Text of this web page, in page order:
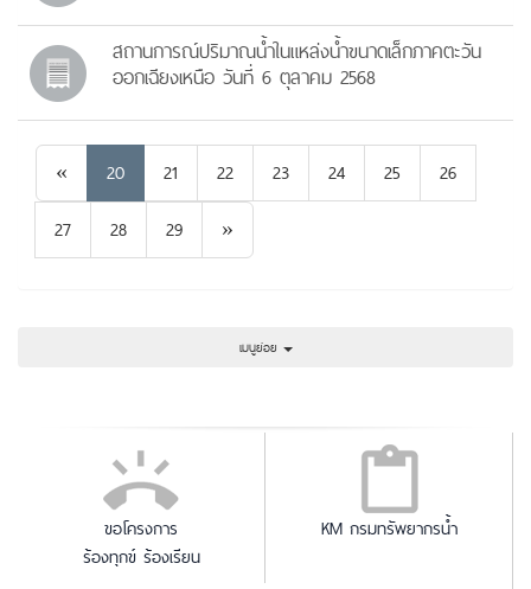
สถานการณ์ปริมาณน้ำในแหล่งน้ำขนาดเล็กภาคตะวัน
ออกเฉียงเหนือ วันที่ 6 ตุลาคม 2568
« Previous
20 21 22 23 24 25
26
27
28 29 »
เมนูย่อย
ขอโครงการ
ร้องทุกข์ ร้องเรียน
KM กรมทรัพยากรน้ำ